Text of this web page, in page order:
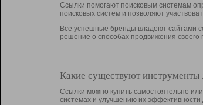
Ссылки помогают поисковым системам
поисковых систем и позволяют
Все успешные бренды владеют сайтами
решение о способах продвижения своего
Какие существуют инструменты
Ссылки можно купить самостоятельно
системах и улучшению их эффективности